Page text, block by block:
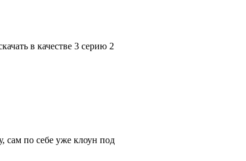
в качестве 3 серию 2
сам по себе уже клоун под